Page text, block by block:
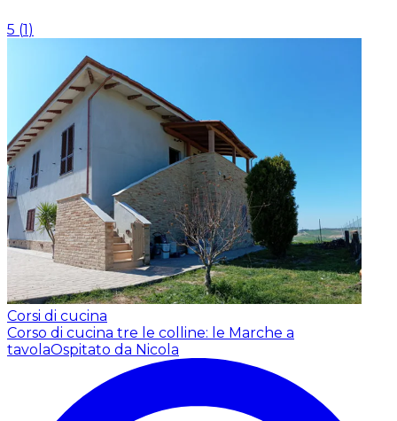
5 (1)
Corsi di cucina
Corso di cucina tre le colline: le Marche a
tavolaOspitato da Nicola